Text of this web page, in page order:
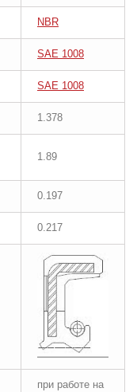
NBR
SAE 1008
SAE 1008
1.378
1.89
0.197
0.217
при работе на